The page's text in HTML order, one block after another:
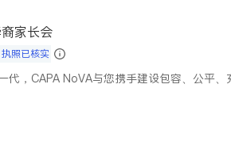
家长会
执照已核实
，CAPA NoVA与您携手建设包容、公平、